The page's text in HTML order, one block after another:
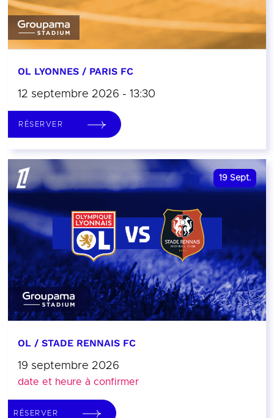
OL LYONNES / PARIS FC
12 septembre 2026 - 13:30
RÉSERVER
19 Sept.
OL / STADE RENNAIS FC
19 septembre 2026
date et heure à confirmer
RÉSERVER